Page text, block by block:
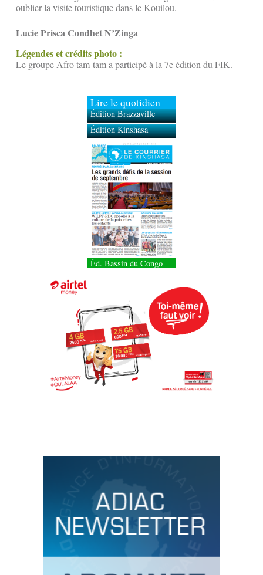
oublier la visite touristique dans le Kouilou.
Lucie Prisca Condhet N’Zinga
Légendes et crédits photo :
Le groupe Afro tam-tam a participé à la 7e édition du FIK.
Lire le quotidien
Édition Brazzaville
Édition Kinshasa
Éd. Bassin du Congo